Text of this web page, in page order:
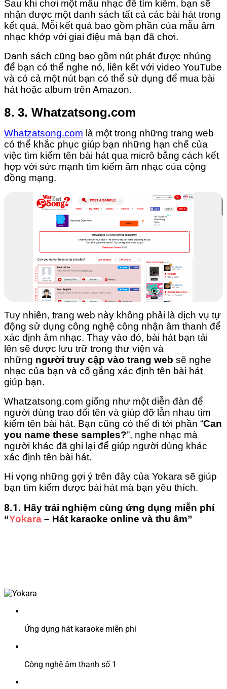
Sau khi chơi một mẫu nhạc để tìm kiếm, bạn sẽ
nhận được một danh sách tất cả các bài hát trong
kết quả. Mỗi kết quả bao gồm phần của mẫu âm
nhạc khớp với giai điệu mà bạn đã chơi.
Danh sách cũng bao gồm nút phát được nhúng
để bạn có thể nghe nó, liên kết với video YouTube
và có cả một nút bạn có thể sử dụng để mua bài
hát hoặc album trên Amazon.
8. 3. Whatzatsong.com
Whatzatsong.com là một trong những trang web
có thể khắc phục giúp bạn những hạn chế của
việc tìm kiếm tên bài hát qua micrô bằng cách kết
hợp với sức mạnh tìm kiếm âm nhạc của cộng
đồng mạng.
Tuy nhiên, trang web này không phải là dịch vụ tự
động sử dụng công nghệ công nhận âm thanh để
xác định âm nhạc. Thay vào đó, bài hát bạn tải
lên sẽ được lưu trữ trong thư viện và
những người truy cập vào trang web sẽ nghe
nhạc của bạn và cố gắng xác định tên bài hát
giúp bạn.
Whatzatsong.com giống như một diễn đàn để
người dùng trao đổi tên và giúp đỡ lẫn nhau tìm
kiếm tên bài hát. Bạn cũng có thể đi tới phần “Can
you name these samples?”, nghe nhạc mà
người khác đã ghi lại để giúp người dùng khác
xác định tên bài hát.
Hi vọng những gợi ý trên đây của Yokara sẽ giúp
bạn tìm kiếm được bài hát mà bạn yêu thích.
8.1. Hãy trải nghiệm cùng ứng dụng miễn phí
“Yokara – Hát karaoke online và thu âm”
Ứng dụng hát karaoke miễn phí
Công nghệ âm thanh số 1